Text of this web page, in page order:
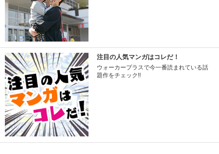
注目の人気マンガはコレだ！
ウォーカープラスで今一番読まれている話
題作をチェック!!